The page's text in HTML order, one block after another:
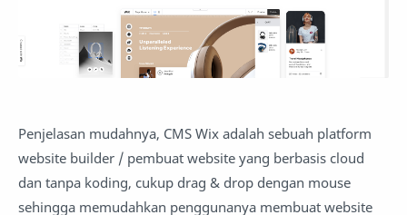
Penjelasan mudahnya, CMS Wix adalah sebuah platform
website builder / pembuat website yang berbasis cloud
dan tanpa koding, cukup drag & drop dengan mouse
sehingga memudahkan penggunanya membuat website